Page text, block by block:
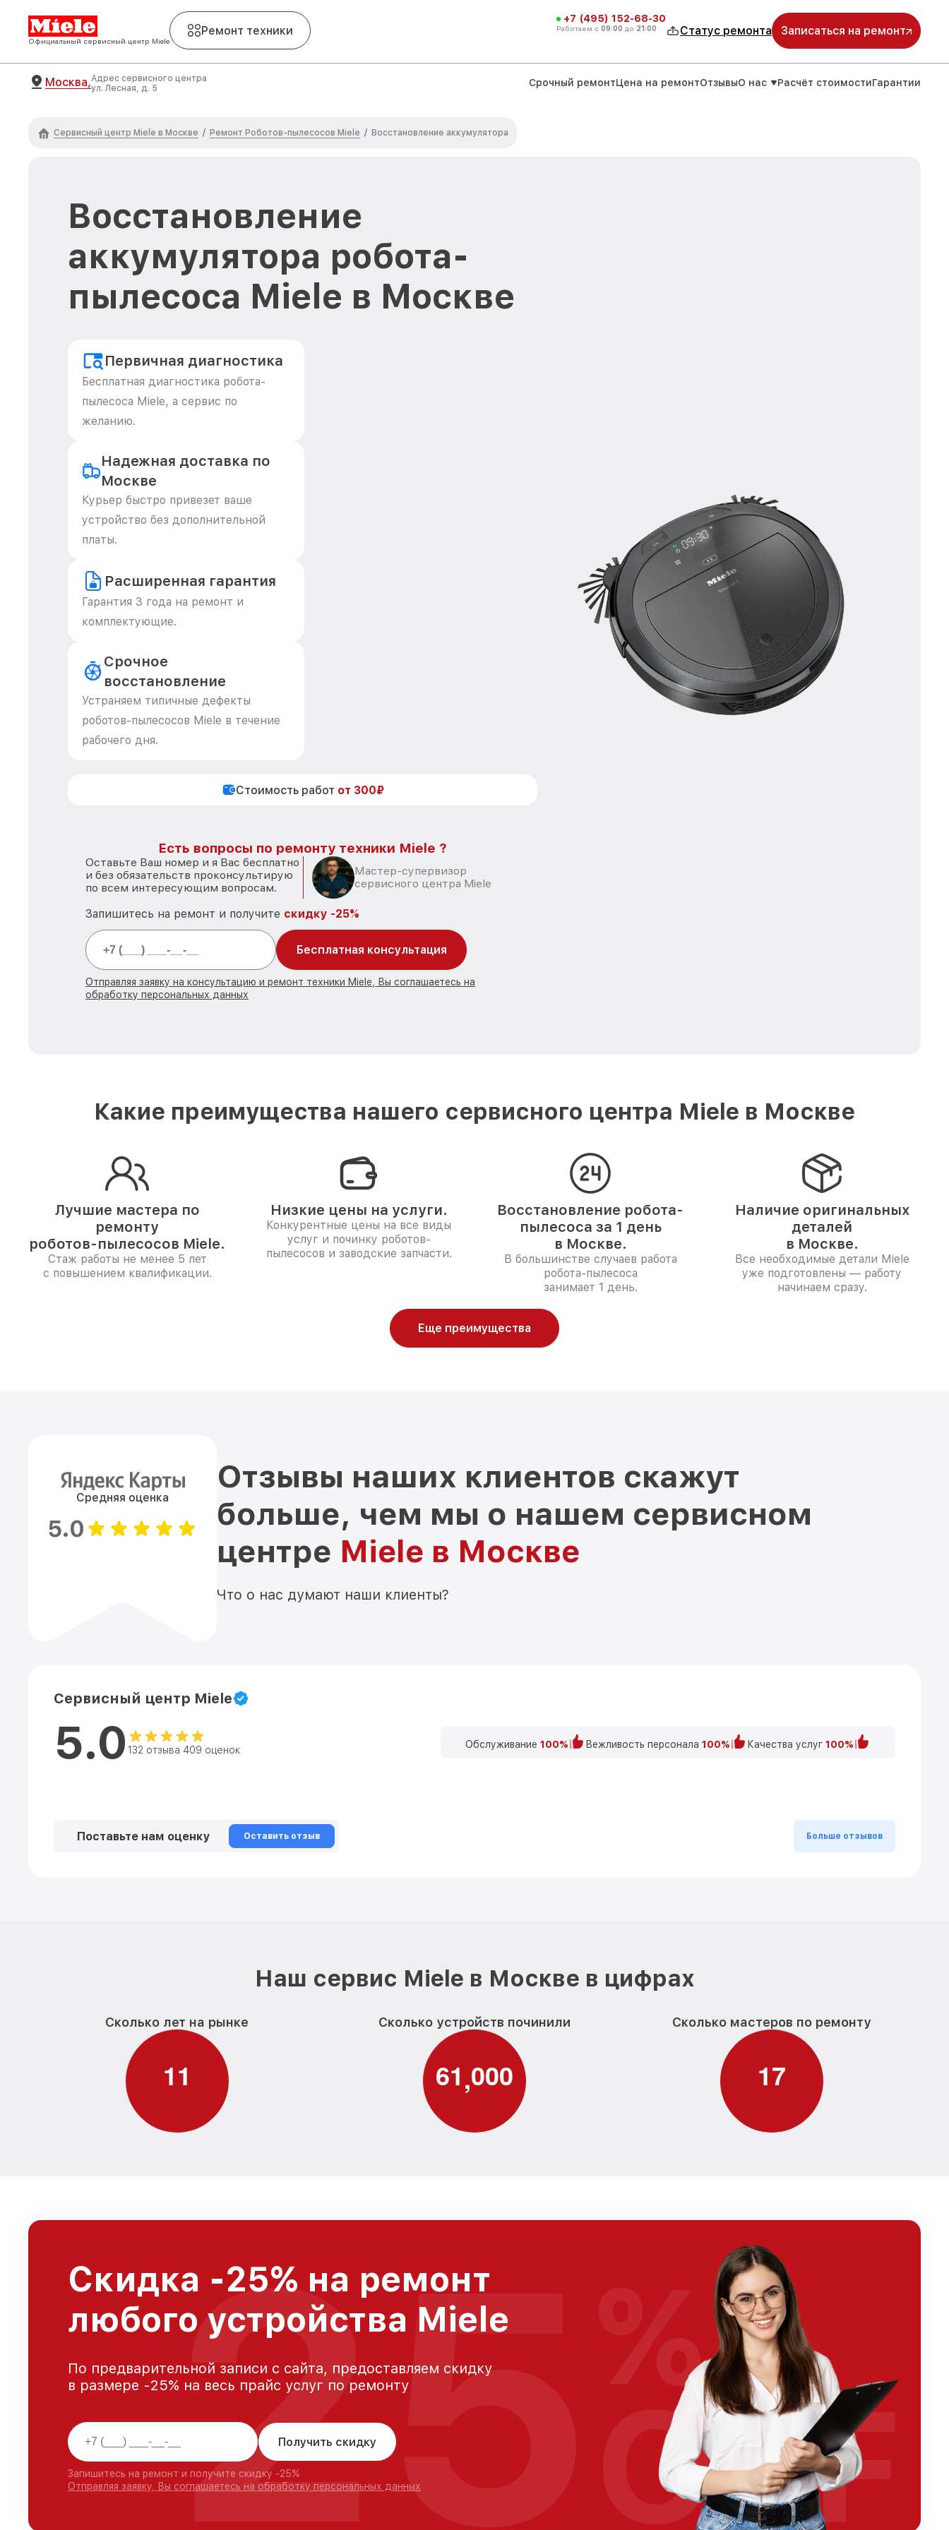
Официальный сервисный центр Miele
Ремонт техники
+7 (495) 152-68-30
Работаем с 09:00 до 21:00 Статус ремонта Записаться на ремонт
Москва,Адрес сервисного центра
ул. Лесная, д. 5
Срочный ремонтЦена на ремонтОтзывыО нас Расчёт стоимостиГарантии
Сервисный центр Miele в Москве / Ремонт Роботов-пылесосов Miele / Восстановление аккумулятора
Восстановление
аккумулятора робота-
пылесоса Miele в Москве
Первичная диагностика
Бесплатная диагностика робота-
пылесоса Miele, а сервис по
желанию.
Надежная доставка по
Москве
Курьер быстро привезет ваше
устройство без дополнительной
платы.
Расширенная гарантия
Гарантия 3 года на ремонт и
комплектующие.
Срочное
восстановление
Устраняем типичные дефекты
роботов-пылесосов Miele в течение
рабочего дня.
Стоимость работ от 300₽
Есть вопросы по ремонту техники Miele ?
Оставьте Ваш номер и я Вас бесплатно
и без обязательств проконсультирую
по всем интересующим вопросам.
Мастер-супервизор
сервисного центра Miele
Запишитесь на ремонт и получите скидку -25%
Бесплатная консультация
Отправляя заявку на консультацию и ремонт техники Miele, Вы соглашаетесь на
обработку персональных данных
Какие преимущества нашего сервисного центра Miele в Москве
Лучшие мастера по
ремонту
роботов-пылесосов Miele.
Стаж работы не менее 5 лет
с повышением квалификации.
Низкие цены на услуги.
Конкурентные цены на все виды
услуг и починку роботов-
пылесосов и заводские запчасти.
Восстановление робота-
пылесоса за 1 день
в Москве.
В большинстве случаев работа
робота-пылесоса
занимает 1 день.
Наличие оригинальных
деталей
в Москве.
Все необходимые детали Miele
уже подготовлены — работу
начинаем сразу.
Еще преимущества
Средняя оценка
5.0
Отзывы наших клиентов скажут
больше, чем мы о нашем сервисном
центре Miele в Москве
Что о нас думают наши клиенты?
Сервисный центр Miele
5.0 132 отзыва 409 оценок Обслуживание 100% Вежливость персонала 100% Качества услуг 100%
Поставьте нам оценку Оставить отзыв Больше отзывов
Наш сервис Miele в Москве в цифрах
Сколько лет на рынке
11
Сколько устройств починили
61,000
Сколько мастеров по ремонту
17
Скидка -25% на ремонт
любого устройства Miele
По предварительной записи с сайта, предоставляем скидку
в размере -25% на весь прайс услуг по ремонту
Получить скидку
Запишитесь на ремонт и получите скидку -25%
Отправляя заявку, Вы соглашаетесь на обработку персональных данных
25 %
OFF